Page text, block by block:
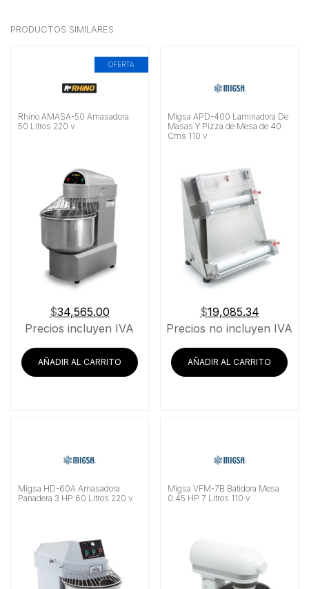
PRODUCTOS SIMILARES
OFERTA
Rhino AMASA-50 Amasadora
50 Litros 220 v
$34,565.00
Precios incluyen IVA
AÑADIR AL CARRITO
Migsa APD-400 Laminadora De
Masas Y Pizza de Mesa de 40
Cms 110 v
$19,085.34
Precios no incluyen IVA
AÑADIR AL CARRITO
Migsa HD-60A Amasadora
Panadera 3 HP 60 Litros 220 v
Migsa VFM-7B Batidora Mesa
0.45 HP 7 Litros 110 v